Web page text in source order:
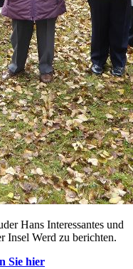
Hans Interessantes und
Insel Werd zu berichten.
Sie hier